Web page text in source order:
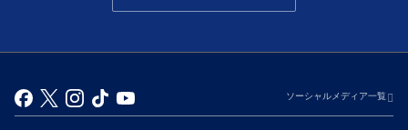
ソーシャルメディア一覧